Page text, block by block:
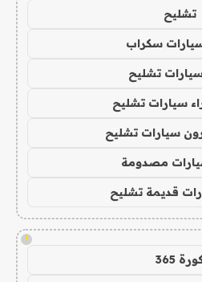
تشليح
سكراب
تشليح
سيارات تشليح
سيارات تشليح
مصدومة
قديمة تشليح
!
365